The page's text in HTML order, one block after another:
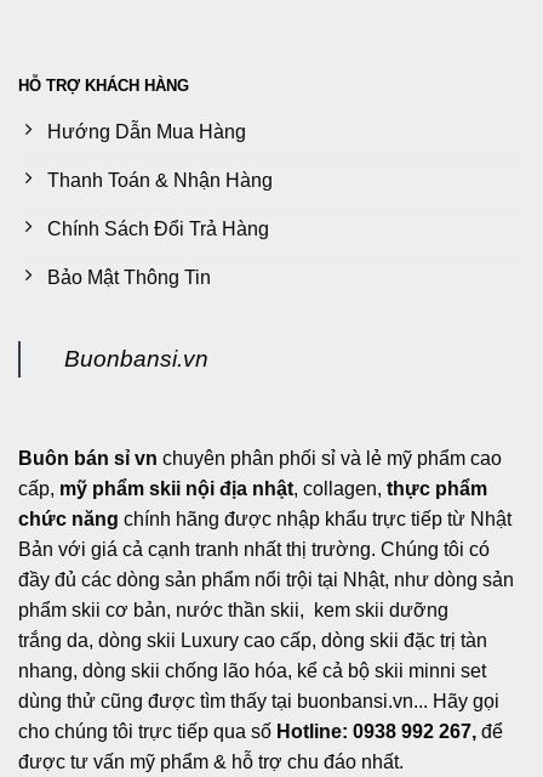
HỖ TRỢ KHÁCH HÀNG
Hướng Dẫn Mua Hàng
Thanh Toán & Nhận Hàng
Chính Sách Đổi Trả Hàng
Bảo Mật Thông Tin
Buonbansi.vn
Buôn bán sỉ vn chuyên phân phối sỉ và lẻ mỹ phẩm cao
cấp, mỹ phẩm skii nội địa nhật, collagen, thực phẩm
chức năng chính hãng được nhập khẩu trực tiếp từ Nhật
Bản với giá cả cạnh tranh nhất thị trường. Chúng tôi có
đầy đủ các dòng sản phẩm nổi trội tại Nhật, như dòng sản
phẩm skii cơ bản, nước thần skii, kem skii dưỡng
trắng da, dòng skii Luxury cao cấp, dòng skii đặc trị tàn
nhang, dòng skii chống lão hóa, kể cả bộ skii minni set
dùng thử cũng được tìm thấy tại buonbansi.vn... Hãy gọi
cho chúng tôi trực tiếp qua số Hotline: 0938 992 267, để
được tư vấn mỹ phẩm & hỗ trợ chu đáo nhất.